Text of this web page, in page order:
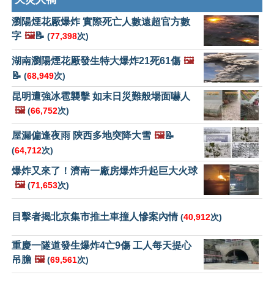
瀏陽煙花厰爆炸 實際死亡人數遠超官方數
字 🖼️📝 (77,398次)
湖南瀏陽煙花厰發生特大爆炸21死61傷 🖼️
📝 (68,949次)
昆明遭強冰雹襲擊 如末日災難般場面嚇人
🖼️ (66,752次)
屋漏偏逢夜雨 陝西多地突降大雪 🖼️📝
(64,712次)
爆炸又來了！濟南一廠房爆炸升起巨大火球
🖼️ (71,653次)
目擊者揭北京集市推土車撞人慘案內情(40,912次)
重慶一隧道發生爆炸4亡9傷 工人每天提心
吊膽 🖼️ (69,561次)